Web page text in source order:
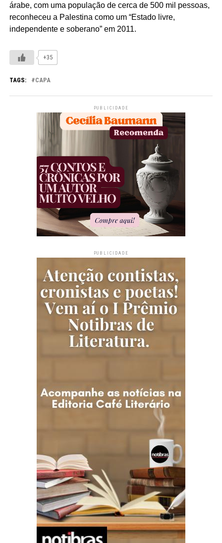
árabe, com uma população de cerca de 500 mil pessoas,
reconheceu a Palestina como um “Estado livre,
independente e soberano” em 2011.
+35
TAGS: CAPA
PUBLICIDADE
PUBLICIDADE